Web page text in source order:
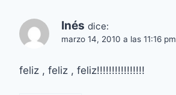
Inés dice:
marzo 14, 2010 a las 11:16 pm
feliz , feliz , feliz!!!!!!!!!!!!!!!!